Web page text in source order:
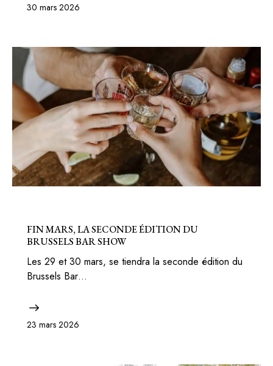
30 mars 2026
FIN MARS, LA SECONDE ÉDITION DU
BRUSSELS BAR SHOW
Les 29 et 30 mars, se tiendra la seconde édition du
Brussels Bar…
23 mars 2026